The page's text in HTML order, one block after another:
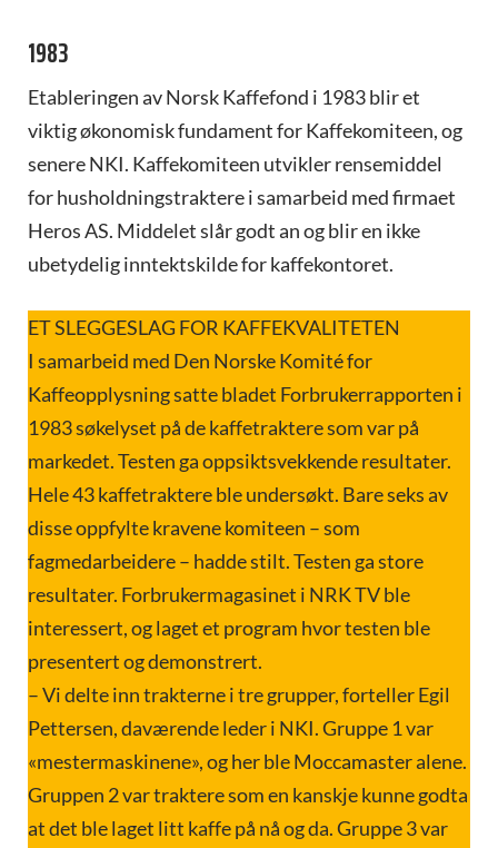
1983
Etableringen av Norsk Kaffefond i 1983 blir et
viktig økonomisk fundament for Kaffekomiteen, og
senere NKI. Kaffekomiteen utvikler rensemiddel
for husholdningstraktere i samarbeid med firmaet
Heros AS. Middelet slår godt an og blir en ikke
ubetydelig inntektskilde for kaffekontoret.
ET SLEGGESLAG FOR KAFFEKVALITETEN
I samarbeid med Den Norske Komité for
Kaffeopplysning satte bladet Forbrukerrapporten i
1983 søkelyset på de kaffetraktere som var på
markedet. Testen ga oppsiktsvekkende resultater.
Hele 43 kaffetraktere ble undersøkt. Bare seks av
disse oppfylte kravene komiteen – som
fagmedarbeidere – hadde stilt. Testen ga store
resultater. Forbrukermagasinet i NRK TV ble
interessert, og laget et program hvor testen ble
presentert og demonstrert.
– Vi delte inn trakterne i tre grupper, forteller Egil
Pettersen, daværende leder i NKI. Gruppe 1 var
«mestermaskinene», og her ble Moccamaster alene.
Gruppen 2 var traktere som en kanskje kunne godta
at det ble laget litt kaffe på nå og da. Gruppe 3 var